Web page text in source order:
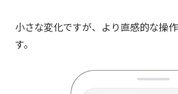
小さな変化ですが、より直感的な操
す。